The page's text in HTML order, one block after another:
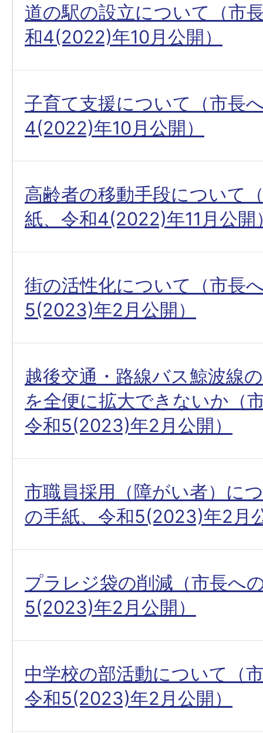
道の駅の設立について（市
和4(2022)年10月公開）
子育て支援について（市長
4(2022)年10月公開）
高齢者の移動手段について
紙、令和4(2022)年11月公開
街の活性化について（市長
5(2023)年2月公開）
越後交通・路線バス鯨波線
を全便に拡大できないか（
令和5(2023)年2月公開）
市職員採用（障がい者）に
の手紙、令和5(2023)年2月
プラレジ袋の削減（市長へ
5(2023)年2月公開）
中学校の部活動について（
令和5(2023)年2月公開）